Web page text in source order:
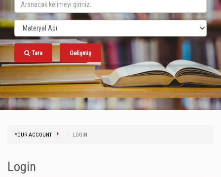
Tara Gelişmiş
YOUR ACCOUNT LOGIN
Login